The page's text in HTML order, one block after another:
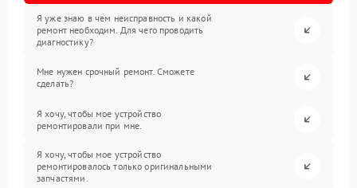
Я уже знаю в чем неисправность и какой
ремонт необходим. Для чего проводить
диагностику?
Мне нужен срочный ремонт. Сможете
сделать?
Я хочу, чтобы мое устройство
ремонтировали при мне.
Я хочу, чтобы мое устройство
ремонтировалось только оригинальными
запчастями.